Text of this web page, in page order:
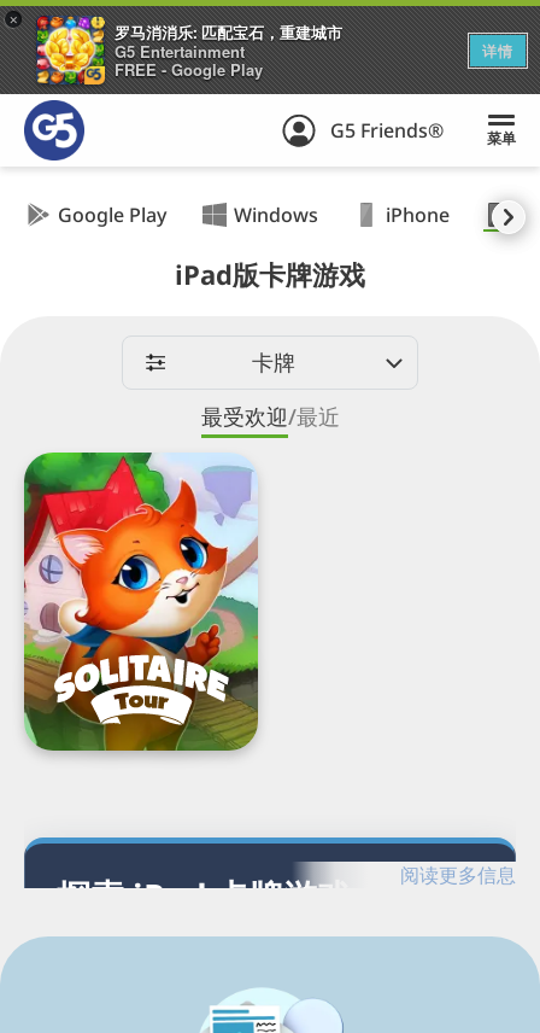
罗马消消乐: 匹配宝石，重建城市
G5 Entertainment
FREE - Google Play
详情
+
G5 Friends® 菜单
Google Play Windows iPhone
iPad版卡牌游戏
卡牌
最受欢迎/最近
卡
牌
魔
幻
之
旅:
趣
味
纸
牌
解
谜
Page
阅读更多信息
探索 iPad 卡牌游戏
探索适用于 iPad 的 G5 卡牌游戏，以及相关游戏